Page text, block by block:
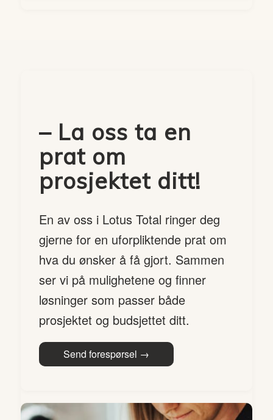
– La oss ta en
prat om
prosjektet ditt!
En av oss i Lotus Total ringer deg
gjerne for en uforpliktende prat om
hva du ønsker å få gjort. Sammen
ser vi på mulighetene og finner
løsninger som passer både
prosjektet og budsjettet ditt.
Send forespørsel →